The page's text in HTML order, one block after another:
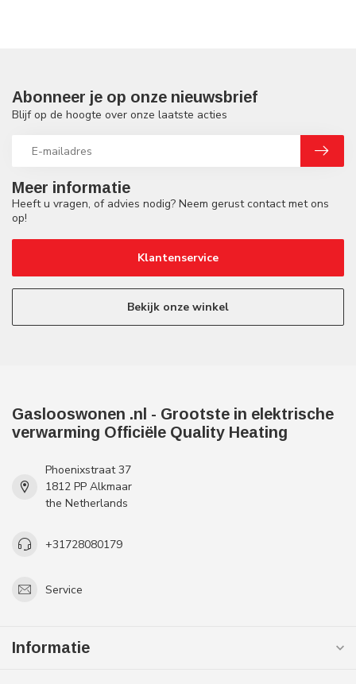
Meer informatie
Heeft u vragen, of advies nodig? Neem gerust contact met ons
op!
Klantenservice
Bekijk onze winkel
Abonneer je op onze nieuwsbrief
Blijf op de hoogte over onze laatste acties
Gaslooswonen .nl - Grootste in elektrische
verwarming Officiële Quality Heating
Phoenixstraat 37
1812 PP Alkmaar
the Netherlands
+31728080179
Service
Informatie